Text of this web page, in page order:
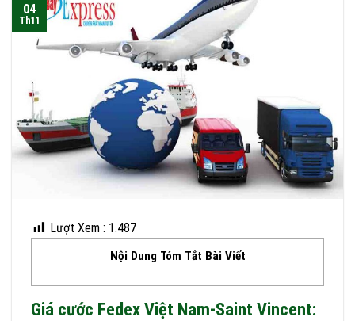
04
Th11
Lượt Xem : 1.487
Nội Dung Tóm Tắt Bài Viết
Giá cước Fedex Việt Nam-Saint Vincent: